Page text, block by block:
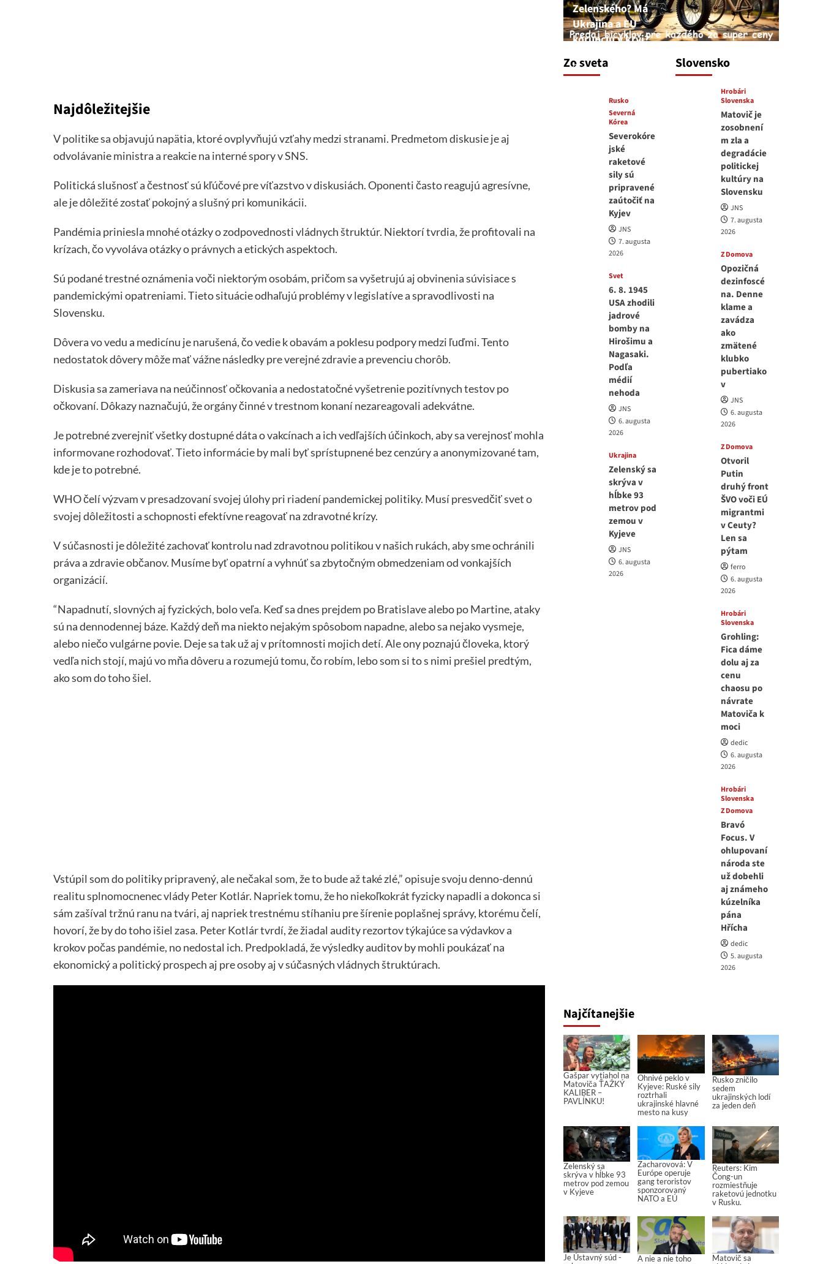
Najdôležitejšie
V politike sa objavujú napätia, ktoré ovplyvňujú vzťahy medzi stranami. Predmetom diskusie je aj
odvolávanie ministra a reakcie na interné spory v SNS.
Politická slušnosť a čestnosť sú kľúčové pre víťazstvo v diskusiách. Oponenti často reagujú agresívne,
ale je dôležité zostať pokojný a slušný pri komunikácii.
Pandémia priniesla mnohé otázky o zodpovednosti vládnych štruktúr. Niektorí tvrdia, že profitovali na
krízach, čo vyvoláva otázky o právnych a etických aspektoch.
Sú podané trestné oznámenia voči niektorým osobám, pričom sa vyšetrujú aj obvinenia súvisiace s
pandemickými opatreniami. Tieto situácie odhaľujú problémy v legislatíve a spravodlivosti na
Slovensku.
Dôvera vo vedu a medicínu je narušená, čo vedie k obavám a poklesu podpory medzi ľuďmi. Tento
nedostatok dôvery môže mať vážne následky pre verejné zdravie a prevenciu chorôb.
Diskusia sa zameriava na neúčinnosť očkovania a nedostatočné vyšetrenie pozitívnych testov po
očkovaní. Dôkazy naznačujú, že orgány činné v trestnom konaní nezareagovali adekvátne.
Je potrebné zverejniť všetky dostupné dáta o vakcínach a ich vedľajších účinkoch, aby sa verejnosť mohla
informovane rozhodovať. Tieto informácie by mali byť sprístupnené bez cenzúry a anonymizované tam,
kde je to potrebné.
WHO čelí výzvam v presadzovaní svojej úlohy pri riadení pandemickej politiky. Musí presvedčiť svet o
svojej dôležitosti a schopnosti efektívne reagovať na zdravotné krízy.
V súčasnosti je dôležité zachovať kontrolu nad zdravotnou politikou v našich rukách, aby sme ochránili
práva a zdravie občanov. Musíme byť opatrní a vyhnúť sa zbytočným obmedzeniam od vonkajších
organizácií.
“Napadnutí, slovných aj fyzických, bolo veľa. Keď sa dnes prejdem po Bratislave alebo po Martine, ataky
sú na dennodennej báze. Každý deň ma niekto nejakým spôsobom napadne, alebo sa nejako vysmeje,
alebo niečo vulgárne povie. Deje sa tak už aj v prítomnosti mojich detí. Ale ony poznajú človeka, ktorý
vedľa nich stojí, majú vo mňa dôveru a rozumejú tomu, čo robím, lebo som si to s nimi prešiel predtým,
ako som do toho šiel.
Vstúpil som do politiky pripravený, ale nečakal som, že to bude až také zlé,” opisuje svoju denno-dennú
realitu splnomocnenec vlády Peter Kotlár. Napriek tomu, že ho niekoľkokrát fyzicky napadli a dokonca si
sám zašíval tržnú ranu na tvári, aj napriek trestnému stíhaniu pre šírenie poplašnej správy, ktorému čelí,
hovorí, že by do toho išiel zasa. Peter Kotlár tvrdí, že žiadal audity rezortov týkajúce sa výdavkov a
krokov počas pandémie, no nedostal ich. Predpokladá, že výsledky auditov by mohli poukázať na
ekonomický a politický prospech aj pre osoby aj v súčasných vládnych štruktúrach.
Zo sveta
Zelenského? Má
Ukrajina a EU
korupciu v krvi?
7. augusta 2026
Rusko
Severná
Kórea
Severokóre
jské
raketové
sily sú
pripravené
zaútočiť na
Kyjev
JNS
7. augusta
2026
Svet
6. 8. 1945
USA zhodili
jadrové
bomby na
Hirošimu a
Nagasaki.
Podľa
médií
nehoda
JNS
6. augusta
2026
Ukrajina
Zelenský sa
skrýva v
hĺbke 93
metrov pod
zemou v
Kyjeve
JNS
6. augusta
2026
Slovensko
Hrobári
Slovenska
Matovič je
zosobnení
m zla a
degradácie
politickej
kultúry na
Slovensku
JNS
7. augusta
2026
Z Domova
Opozičná
dezinfoscé
na. Denne
klame a
zavádza
ako
zmätené
klubko
pubertiako
v
JNS
6. augusta
2026
Z Domova
Otvoril
Putin
druhý front
ŠVO voči EÚ
migrantmi
v Ceuty?
Len sa
pýtam
ferro
6. augusta
2026
Hrobári
Slovenska
Grohling:
Fica dáme
dolu aj za
cenu
chaosu po
návrate
Matoviča k
moci
dedic
6. augusta
2026
Hrobári
Slovenska
Z Domova
Bravó
Focus. V
ohlupovaní
národa ste
už dobehli
aj známeho
kúzelníka
pána
Hřícha
dedic
5. augusta
2026
Najčítanejšie
Gašpar vytiahol na
Matoviča ŤAŽKÝ
KALIBER –
PAVLÍNKU!
Ohnivé peklo v
Kyjeve: Ruské sily
roztrhali
ukrajinské hlavné
mesto na kusy
Rusko zničilo
sedem
ukrajinských lodí
za jeden deň
Zelenský sa
skrýva v hĺbke 93
metrov pod zemou
v Kyjeve
Zacharovová: V
Európe operuje
gang teroristov
sponzorovaný
NATO a EÚ
Reuters: Kim
Čong-un
rozmiestňuje
raketovú jednotku
v Rusku.
Je Ústavný súd -
A nie a nie toho
Matovič sa